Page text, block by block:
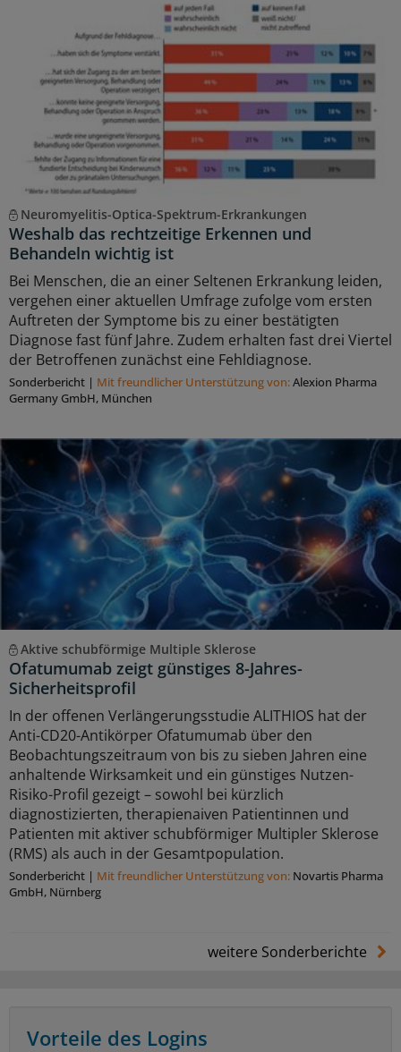
Neuromyelitis-Optica-Spektrum-Erkrankungen
Weshalb das rechtzeitige Erkennen und
Behandeln wichtig ist
Bei Menschen, die an einer Seltenen Erkrankung leiden,
vergehen einer aktuellen Umfrage zufolge vom ersten
Auftreten der Symptome bis zu einer bestätigten
Diagnose fast fünf Jahre. Zudem erhalten fast drei Viertel
der Betroffenen zunächst eine Fehldiagnose.
Sonderbericht | Mit freundlicher Unterstützung von:Alexion Pharma
Germany GmbH, München
Aktive schubförmige Multiple Sklerose
Ofatumumab zeigt günstiges 8-Jahres-
Sicherheitsprofil
In der offenen Verlängerungsstudie ALITHIOS hat der
Anti-CD20-Antikörper Ofatumumab über den
Beobachtungszeitraum von bis zu sieben Jahren eine
anhaltende Wirksamkeit und ein günstiges Nutzen-
Risiko-Profil gezeigt – sowohl bei kürzlich
diagnostizierten, therapienaiven Patientinnen und
Patienten mit aktiver schubförmiger Multipler Sklerose
(RMS) als auch in der Gesamtpopulation.
Sonderbericht | Mit freundlicher Unterstützung von: Novartis Pharma
GmbH, Nürnberg
weitere Sonderberichte
Vorteile des Logins